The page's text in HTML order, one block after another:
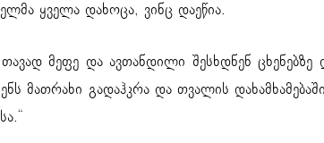
ყველა დახოცა, ვინც დაეწია.
მეფე და ავთანდილი შესხდნენ
მათრახი გადაჰკრა და თვალის